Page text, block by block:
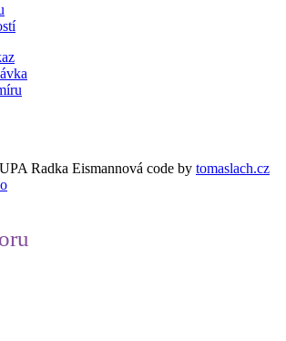
Radka Eismannová code by tomaslach.cz